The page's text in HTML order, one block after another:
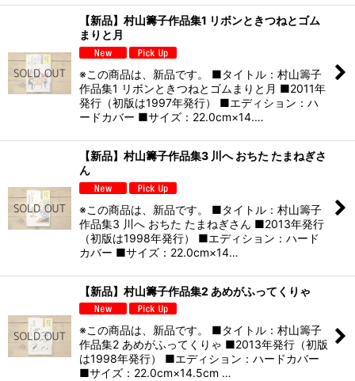
【新品】村山籌子作品集1 リボンときつねとゴム
まりと月
※この商品は、新品です。 ■タイトル：村山籌子
作品集1 リボンときつねとゴムまりと月 ■2011年
発行（初版は1997年発行） ■エディション：ハ
ードカバー ■サイズ：22.0cm×14.…
【新品】村山籌子作品集3 川へ おちた たまねぎさ
ん
※この商品は、新品です。 ■タイトル：村山籌子
作品集3 川へ おちた たまねぎさん ■2013年発行
（初版は1998年発行） ■エディション：ハード
カバー ■サイズ：22.0cm×14…
【新品】村山籌子作品集2 あめがふってくりゃ
※この商品は、新品です。 ■タイトル：村山籌子
作品集2 あめがふってくりゃ ■2013年発行（初版
は1998年発行） ■エディション：ハードカバー
■サイズ：22.0cm×14.5cm …